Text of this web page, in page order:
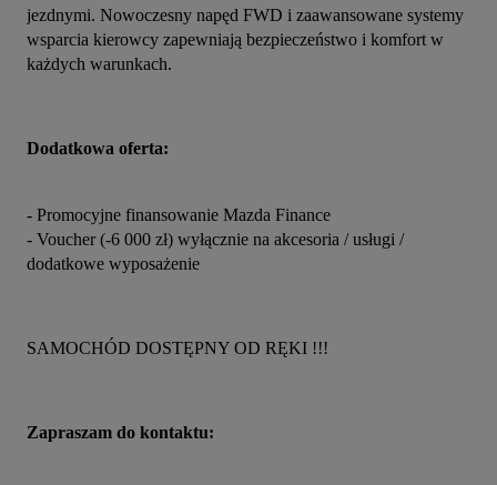
jezdnymi. Nowoczesny napęd FWD i zaawansowane systemy
wsparcia kierowcy zapewniają bezpieczeństwo i komfort w
każdych warunkach.
Dodatkowa oferta:
- Promocyjne finansowanie Mazda Finance
- Voucher (-6 000 zł) wyłącznie na akcesoria / usługi /
dodatkowe wyposażenie
SAMOCHÓD DOSTĘPNY OD RĘKI !!!
Zapraszam do kontaktu: